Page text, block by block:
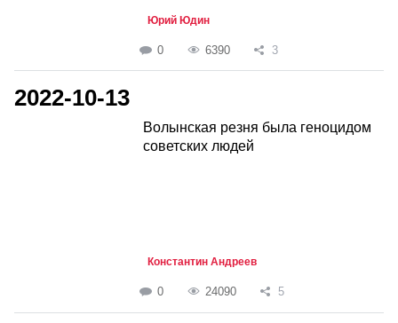
Юрий Юдин
0 6390 3
2022-10-13
Волынская резня была геноцидом
советских людей
Константин Андреев
0 24090 5